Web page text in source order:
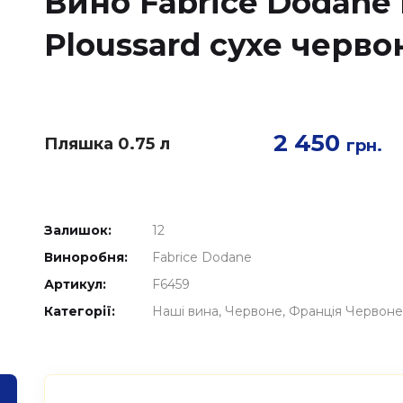
Ploussard сухе
Пляшка 0.75 л 2 450 грн.
Залишок:
12
Виноробня:
Fabrice Dodane
Артикул:
F6459
Категорії:
Наші вина Червоне Франція Червоне